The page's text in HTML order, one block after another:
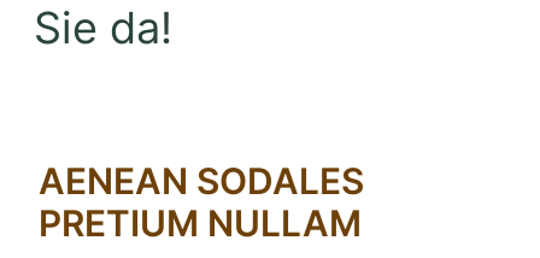
Sie da!
AENEAN SODALES
PRETIUM NULLAM